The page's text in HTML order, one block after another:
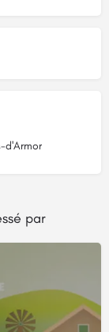
d'Armor
par